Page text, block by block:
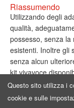
Riassumendo
Utilizzando degli
qualità,
possesso, senza la
esistenti. Inoltre gli
senza alcun
kit vivavoce
rispetto a quelli
Questo sito utilizza i
cookie e sulle